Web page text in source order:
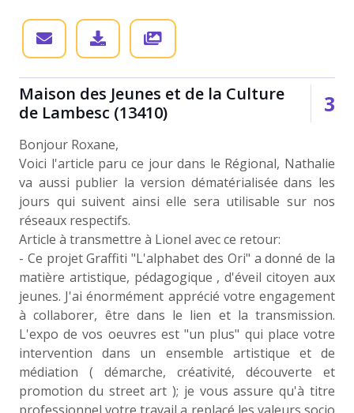
Maison des Jeunes et de la Culture
de Lambesc (13410)
3
Bonjour Roxane,
Voici l'article paru ce jour dans le Régional, Nathalie
va aussi publier la version dématérialisée dans les
jours qui suivent ainsi elle sera utilisable sur nos
réseaux respectifs.
Article à transmettre à Lionel avec ce retour:
- Ce projet Graffiti "L'alphabet des Ori" a donné de la
matière artistique, pédagogique , d'éveil citoyen aux
jeunes. J'ai énormément apprécié votre engagement
à collaborer, être dans le lien et la transmission.
L'expo de vos oeuvres est "un plus" qui place votre
intervention dans un ensemble artistique et de
médiation ( démarche, créativité, découverte et
promotion du street art ); je vous assure qu'à titre